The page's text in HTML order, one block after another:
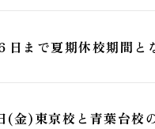
日まで夏期休校期間と
金)東京校と青葉台校